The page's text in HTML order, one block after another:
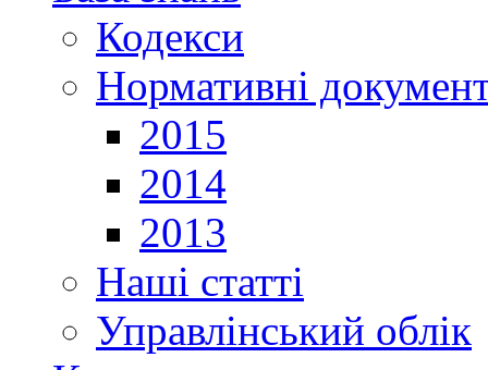
Кодекси
Нормативні
2015
2014
2013
Наші статті
Управлінський облік